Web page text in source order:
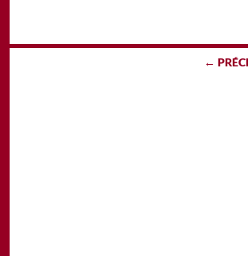
←